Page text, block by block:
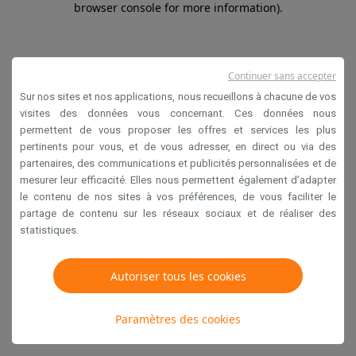
browser console for more information).
Sur nos sites et nos applications, nous recueillons à chacune de vos
visites des données vous concernant. Ces données nous
permettent de vous proposer les offres et services les plus
pertinents pour vous, et de vous adresser, en direct ou via des
partenaires, des communications et publicités personnalisées et de
mesurer leur efficacité. Elles nous permettent également d’adapter
le contenu de nos sites à vos préférences, de vous faciliter le
partage de contenu sur les réseaux sociaux et de réaliser des
statistiques.
Autoriser tous les cookies
Paramètres des cookies
Continuer sans accepter